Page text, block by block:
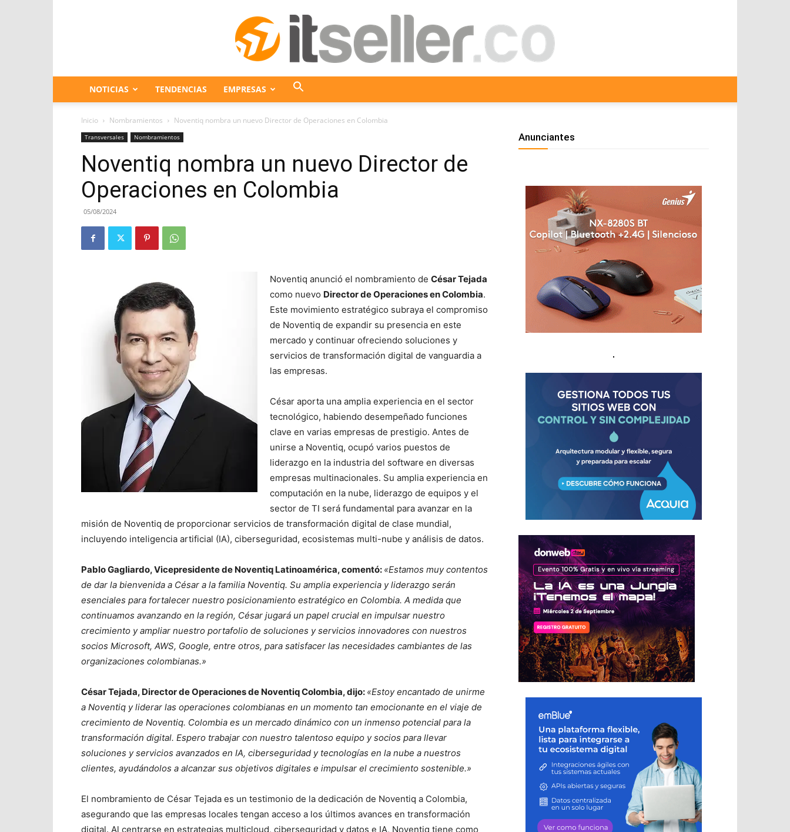
ITseller
NOTICIAS TENDENCIAS EMPRESAS
Inicio Nombramientos Noventiq nombra un nuevo Director de Operaciones en Colombia
Transversales Nombramientos
Noventiq nombra un nuevo Director de
Operaciones en Colombia
05/08/2024
Noventiq anunció el nombramiento de César Tejada
como nuevo Director de Operaciones en Colombia.
Este movimiento estratégico subraya el compromiso
de Noventiq de expandir su presencia en este
mercado y continuar ofreciendo soluciones y
servicios de transformación digital de vanguardia a
las empresas.
César aporta una amplia experiencia en el sector
tecnológico, habiendo desempeñado funciones
clave en varias empresas de prestigio. Antes de
unirse a Noventiq, ocupó varios puestos de
liderazgo en la industria del software en diversas
empresas multinacionales. Su amplia experiencia en
computación en la nube, liderazgo de equipos y el
sector de TI será fundamental para avanzar en la
misión de Noventiq de proporcionar servicios de transformación digital de clase mundial,
incluyendo inteligencia artificial (IA), ciberseguridad, ecosistemas multi-nube y análisis de datos.
Pablo Gagliardo, Vicepresidente de Noventiq Latinoamérica, comentó: «Estamos muy contentos
de dar la bienvenida a César a la familia Noventiq. Su amplia experiencia y liderazgo serán
esenciales para fortalecer nuestro posicionamiento estratégico en Colombia. A medida que
continuamos avanzando en la región, César jugará un papel crucial en impulsar nuestro
crecimiento y ampliar nuestro portafolio de soluciones y servicios innovadores con nuestros
socios Microsoft, AWS, Google, entre otros, para satisfacer las necesidades cambiantes de las
organizaciones colombianas.»
César Tejada, Director de Operaciones de Noventiq Colombia, dijo: «Estoy encantado de unirme
a Noventiq y liderar las operaciones colombianas en un momento tan emocionante en el viaje de
crecimiento de Noventiq. Colombia es un mercado dinámico con un inmenso potencial para la
transformación digital. Espero trabajar con nuestro talentoso equipo y socios para llevar
soluciones y servicios avanzados en IA, ciberseguridad y tecnologías en la nube a nuestros
clientes, ayudándolos a alcanzar sus objetivos digitales e impulsar el crecimiento sostenible.»
El nombramiento de César Tejada es un testimonio de la dedicación de Noventiq a Colombia,
asegurando que las empresas locales tengan acceso a los últimos avances en transformación
digital. Al centrarse en estrategias multicloud, ciberseguridad y datos e IA, Noventiq tiene como
Anunciantes